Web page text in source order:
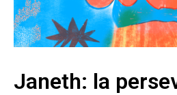
Janeth: la